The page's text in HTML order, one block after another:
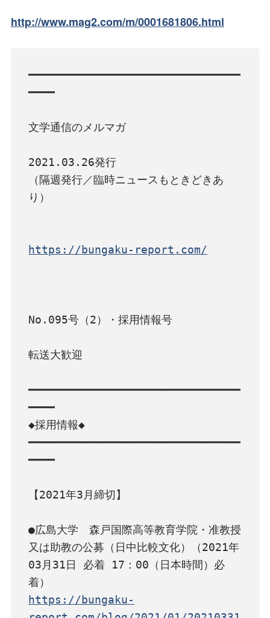
http://www.mag2.com/m/0001681806.html
━━━━━━━━━━━━━━━━━━━━━━━━━━━━━━━━
━━━━
文学通信のメルマガ
2021.03.26発行
（隔週発行／臨時ニュースもときどきあ
り）
https://bungaku-report.com/
No.095号（2）・採用情報号
転送大歓迎
━━━━━━━━━━━━━━━━━━━━━━━━━━━━━━━━
━━━━
◆採用情報◆
━━━━━━━━━━━━━━━━━━━━━━━━━━━━━━━━
━━━━
【2021年3月締切】
●広島大学　森戸国際高等教育学院・准教授
又は助教の公募（日中比較文化）（2021年
03月31日 必着 17：00（日本時間）必
https://bungaku-